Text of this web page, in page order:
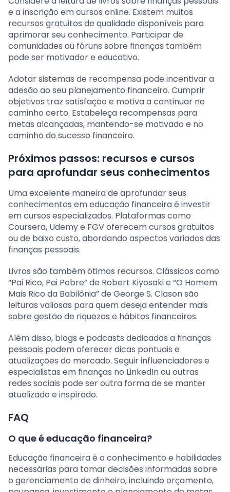
e a inscrição em cursos online. Existem muitos
recursos gratuitos de qualidade disponíveis para
aprimorar seu conhecimento. Participar de
comunidades ou fóruns sobre finanças também
pode ser motivador e educativo.
Adotar sistemas de recompensa pode incentivar a
adesão ao seu planejamento financeiro. Cumprir
objetivos traz satisfação e motiva a continuar no
caminho certo. Estabeleça recompensas para
metas alcançadas, mantendo-se motivado e no
caminho do sucesso financeiro.
Próximos passos: recursos e cursos
para aprofundar seus conhecimentos
Uma excelente maneira de aprofundar seus
conhecimentos em educação financeira é investir
em cursos especializados. Plataformas como
Coursera, Udemy e FGV oferecem cursos gratuitos
ou de baixo custo, abordando aspectos variados das
finanças pessoais.
Livros são também ótimos recursos. Clássicos como
“Pai Rico, Pai Pobre” de Robert Kiyosaki e “O Homem
Mais Rico da Babilônia” de George S. Clason são
leituras valiosas para quem deseja entender mais
sobre gestão de riquezas e hábitos financeiros.
Além disso, blogs e podcasts dedicados a finanças
pessoais podem oferecer dicas pontuais e
atualizações do mercado. Seguir influenciadores e
especialistas em finanças no LinkedIn ou outras
redes sociais pode ser outra forma de se manter
atualizado e inspirado.
FAQ
O que é educação financeira?
Educação financeira é o conhecimento e habilidades
necessárias para tomar decisões informadas sobre
o gerenciamento de dinheiro, incluindo orçamento,